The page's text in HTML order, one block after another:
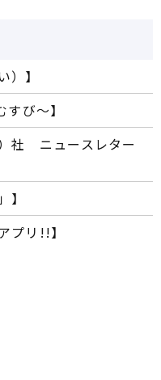
】
び～】
社 ニュースレター
プリ!!】